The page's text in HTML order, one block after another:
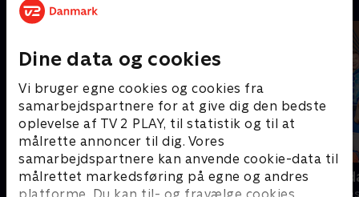
Dine data og cookies
Vi bruger egne cookies og cookies fra
samarbejdspartnere for at give dig den bedste
oplevelse af TV 2 PLAY, til statistik og til at
målrette annoncer til dig. Vores
samarbejdspartnere kan anvende cookie-data til
målrettet markedsføring på egne og andres
Anstalten
Komedie • 1 sæsoner
Robssons
Komedie • 1